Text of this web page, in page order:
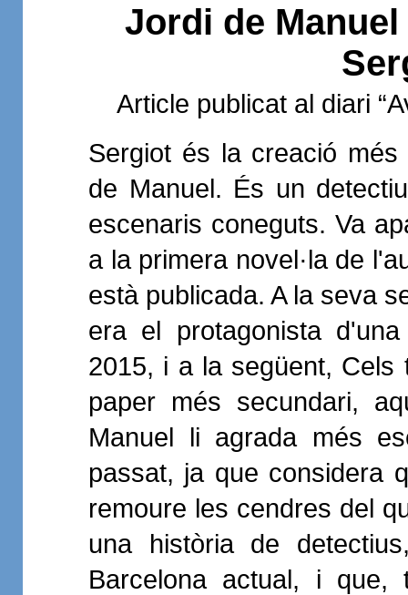
Jordi de
Article publicat al diari
Sergiot és la creació
de Manuel. És un
escenaris coneguts. Va
a la primera novel·la de
està publicada. A la seva
era el protagonista
2015, i a la següent,
paper més secundari,
Manuel li agrada més
passat, ja que considera
remoure les cendres del
una història de
Barcelona actual, i